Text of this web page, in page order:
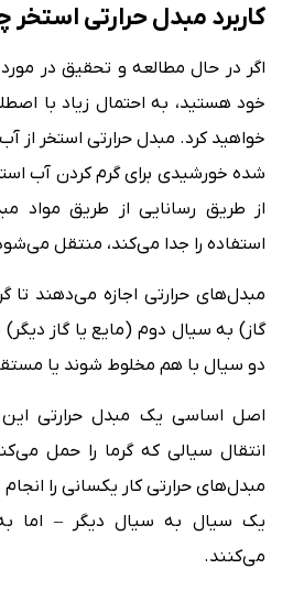
کاربرد مبدل حرارتی
اگر در حال مطالعه و تحقیق در
خود هستید، به احتمال زیاد با
خواهید کرد. مبدل حرارتی استخر از
شده خورشیدی برای گرم کردن آب
از طریق رسانایی از طریق مواد
استفاده را جدا می‌کند، منتقل
مبدل‌های حرارتی اجازه می‌‌دهند تا
گاز) به سیال دوم (مایع یا گاز
دو سیال با هم مخلوط شوند یا
اصل اساسی یک مبدل حرارتی
انتقال سیالی که گرما را حمل
مبدل‌های حرارتی کار یکسانی را
یک سیال به سیال دیگر – اما
می‌کنند.